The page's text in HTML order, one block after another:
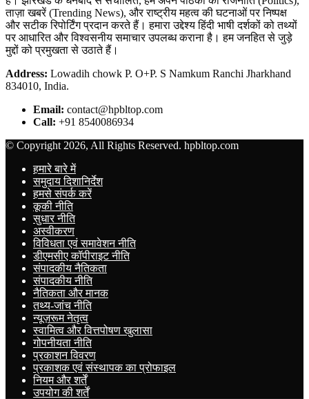
ताज़ा खबरें (Trending News), और राष्ट्रीय महत्व की घटनाओं पर निष्पक्ष
और सटीक रिपोर्टिंग प्रदान करते हैं। हमारा उद्देश्य हिंदी भाषी दर्शकों को तथ्यों
पर आधारित और विश्वसनीय समाचार उपलब्ध कराना है। हम जनहित से जुड़े
मुद्दों को प्रमुखता से उठाते हैं।
Address: Lowadih chowk P. O+P. S Namkum Ranchi Jharkhand
834010, India.
Email: contact@hpbltop.com
Call: +91 8540086934
© Copyright 2026, All Rights Reserved. hpbltop.com
हमारे बारे में
समुदाय दिशानिर्देश
हमसे संपर्क करें
कूकी नीति
सुधार नीति
अस्वीकरण
विविधता एवं समावेशन नीति
डीएमसीए कॉपीराइट नीति
संपादकीय नैतिकता
संपादकीय नीति
नैतिकता और मानक
तथ्य-जांच नीति
न्यूज़रूम नेतृत्व
स्वामित्व और वित्तपोषण खुलासा
गोपनीयता नीति
प्रकाशन विवरण
प्रकाशक एवं संस्थापक का प्रोफाइल
नियम और शर्तें
उपयोग की शर्तें